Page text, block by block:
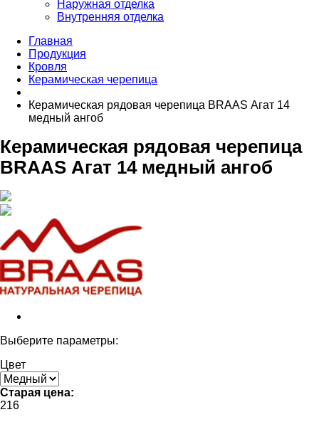
Наружная отделка
Внутренняя отделка
Главная
Продукция
Кровля
Керамическая черепица
Керамическая рядовая черепица BRAAS Агат 14
медный ангоб
Керамическая рядовая черепица
BRAAS Агат 14 медный ангоб
Выберите параметры:
Цвет
Старая цена:
216